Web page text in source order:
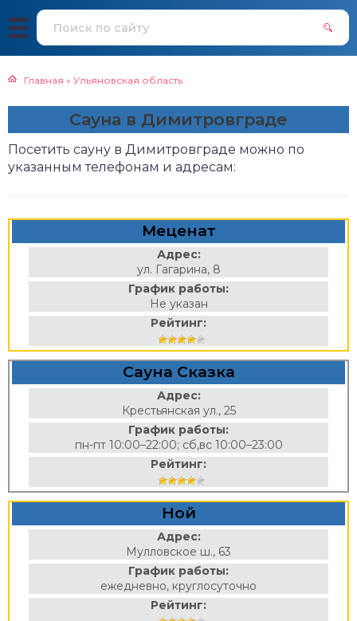
Главная » Ульяновская область
Сауна в Димитровграде
Посетить сауну в Димитровграде можно по
указанным телефонам и адресам:
Меценат
Адрес:
ул. Гагарина, 8
График работы:
Не указан
Рейтинг:
Сауна Сказка
Адрес:
Крестьянская ул., 25
График работы:
пн-пт 10:00–22:00; сб,вс 10:00–23:00
Рейтинг:
Ной
Адрес:
Мулловское ш., 63
График работы:
ежедневно, круглосуточно
Рейтинг: